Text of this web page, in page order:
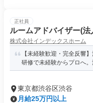
正社員
ルームアドバイザー(
株式会社インデックスホーム
【未経験歓迎・完全反響
研修で未経験からプロへ
東京都渋谷区渋谷
月給25万円以上